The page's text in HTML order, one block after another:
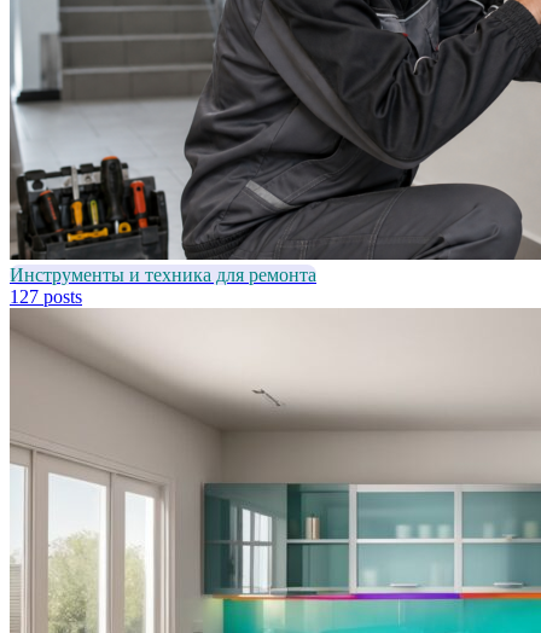
Инструменты и техника для ремонта
127 posts